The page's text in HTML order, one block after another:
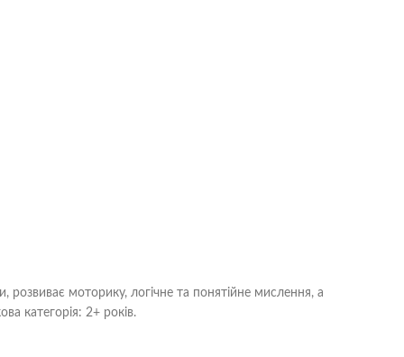
моторику, логічне та понятійне мислення, а
категорія: 2+ років.